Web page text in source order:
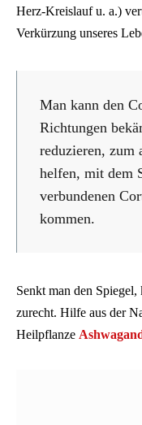
Herz-Kreislauf u. a.)
Verkürzung unseres
Man kann den
Richtungen
reduzieren, zum
helfen, mit dem
verbundenen
kommen.
Senkt man den
zurecht. Hilfe aus der
Heilpflanze